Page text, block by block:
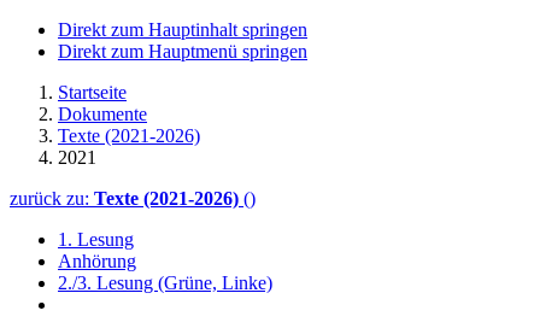
Direkt zum Hauptinhalt springen
Direkt zum Hauptmenü springen
Startseite
Dokumente
Texte (2021-2026)
2021
zurück zu: Texte (2021-2026) ()
1. Lesung
Anhörung
2./3. Lesung (Grüne, Linke)